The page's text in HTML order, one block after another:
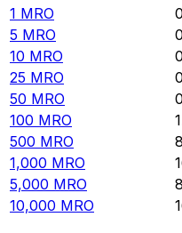
1 MRO
5 MRO
10 MRO
25 MRO
50 MRO
100 MRO
500 MRO
1,000 MRO
5,000 MRO
10,000 MRO